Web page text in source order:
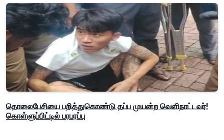
தொலைபேசியை பறித்துகொண்டு தப்ப முயன்ற வெளிநாட்டவர்!
கொள்ளுப்பிட்டில் பரபரப்பு